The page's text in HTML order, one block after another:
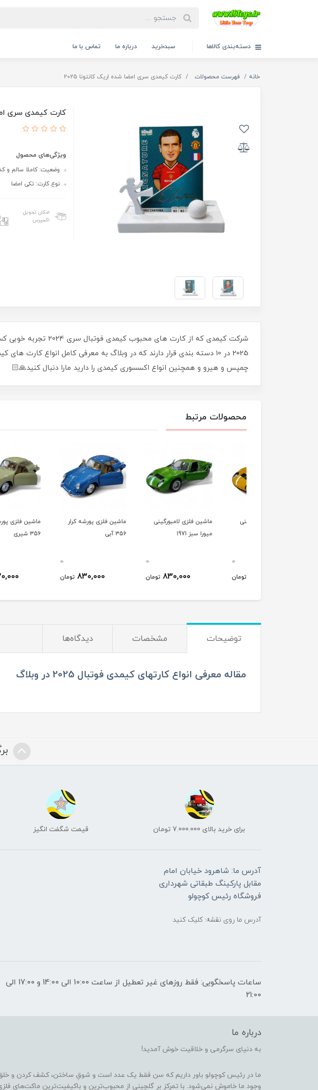
دسته‌بندی کالاها سبدخرید درباره ما تماس با ما
خانه فهرست محصولات کارت کیمدی سری امضا شده اریک کانتونا 2025
کارت کیمدی سری امضا
ویژگی‌های محصول
وضعیت: کاملا سالم و
نوع کارت: تکی امضا
امکان تحویل
اکسپرس
چمپس و هیرو و همچنین انواع اکسسوری کیمدی را دارید مارا دنبال کنید🙏🏻
محصولات مرتبط
ماشین فلزی لامبورگینی
تومان
ماشین فلزی پورشه کرار
830,000 تومان
ماشین فلزی پورشه کررا
تومان
توضیحات مشخصات دیدگاه‌ها
مقاله معرفی انواع کارتهای کیمدی فوتبال 2025 در وبلاگ
برای خرید بالای 7.000.000 تومان قیمت شگفت انگیز
آدرس ما: شاهرود خیابان امام
مقابل پارکینگ طبقاتی شهرداری
فروشگاه رئیس کوچولو
آدرس ما روی نقشه: کلیک کنید
ساعات پاسخگویی: فقط روزهای غیر تعطیل از ساعت 10:00 الی 14:00 و 17:00 الی
21:00
درباره ما
به دنیای سرگرمی و خلاقیت خوش آمدید!
ما در رئیس کوچولو باور داریم که سن فقط یک عدد است و شوقِ ساختن، کشف کردن و خلق
وجود ما خاموش نمی‌شود. با تمرکز بر گلچینی از محبوب‌ترین و باکیفیت‌ترین ماکت‌های